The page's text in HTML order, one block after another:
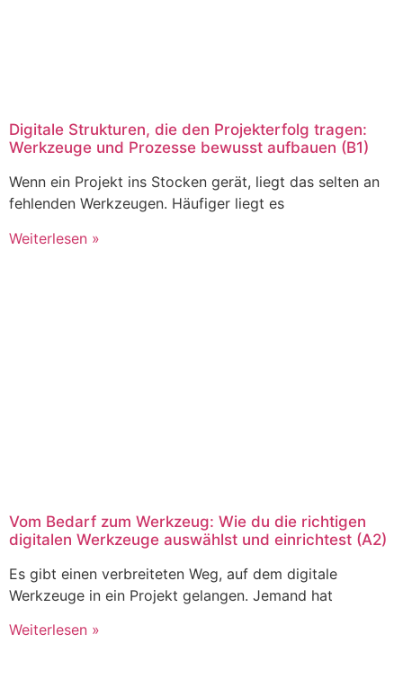
Digitale Strukturen, die den Projekterfolg tragen:
Werkzeuge und Prozesse bewusst aufbauen (B1)
Wenn ein Projekt ins Stocken gerät, liegt das selten an
fehlenden Werkzeugen. Häufiger liegt es
Weiterlesen »
Vom Bedarf zum Werkzeug: Wie du die richtigen
digitalen Werkzeuge auswählst und einrichtest (A2)
Es gibt einen verbreiteten Weg, auf dem digitale
Werkzeuge in ein Projekt gelangen. Jemand hat
Weiterlesen »